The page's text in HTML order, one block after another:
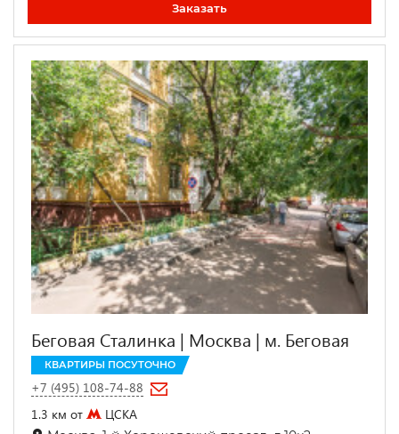
Заказать
Беговая Сталинка | Москва | м. Беговая
КВАРТИРЫ ПОСУТОЧНО
+7 (495) 108-74-88
1.3 км от
ЦСКА